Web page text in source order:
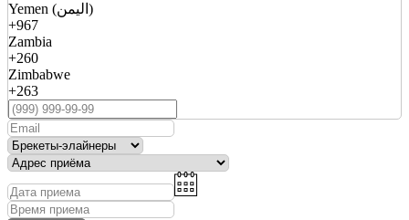
Yemen (اليمن)
+967
Zambia
+260
Zimbabwe
+263